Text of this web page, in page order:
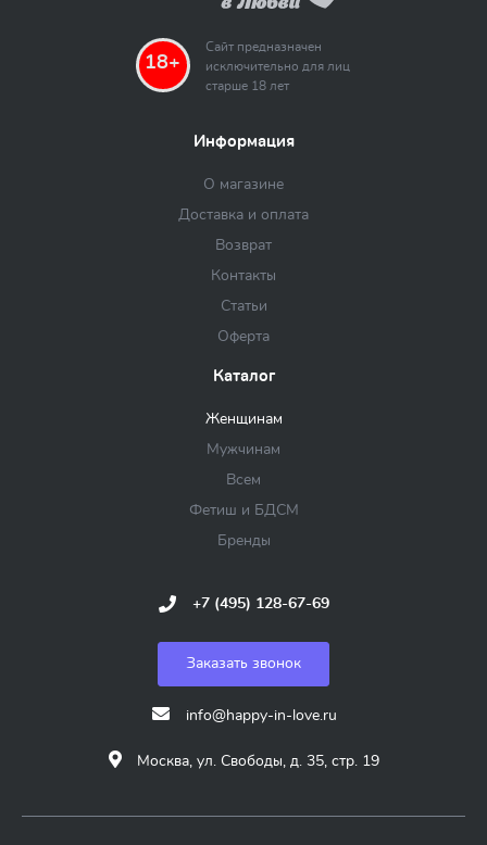
18+
Сайт предназначен
исключительно для лиц
старше 18 лет
Информация
О магазине
Доставка и оплата
Возврат
Контакты
Статьи
Оферта
Каталог
Женщинам
Мужчинам
Всем
Фетиш и БДСМ
Бренды
+7 (495) 128-67-69
Заказать звонок
info@happy-in-love.ru
Москва, ул. Свободы, д. 35, стр. 19